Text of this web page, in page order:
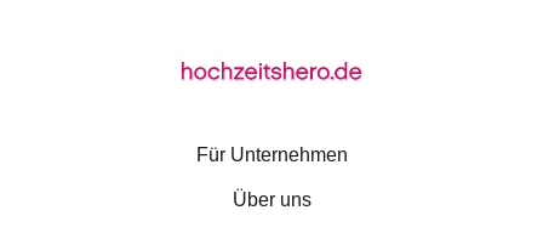
Für Unternehmen
Über uns